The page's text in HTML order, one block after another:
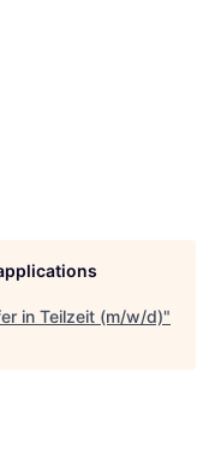
in Teilzeit (m/w/d)"